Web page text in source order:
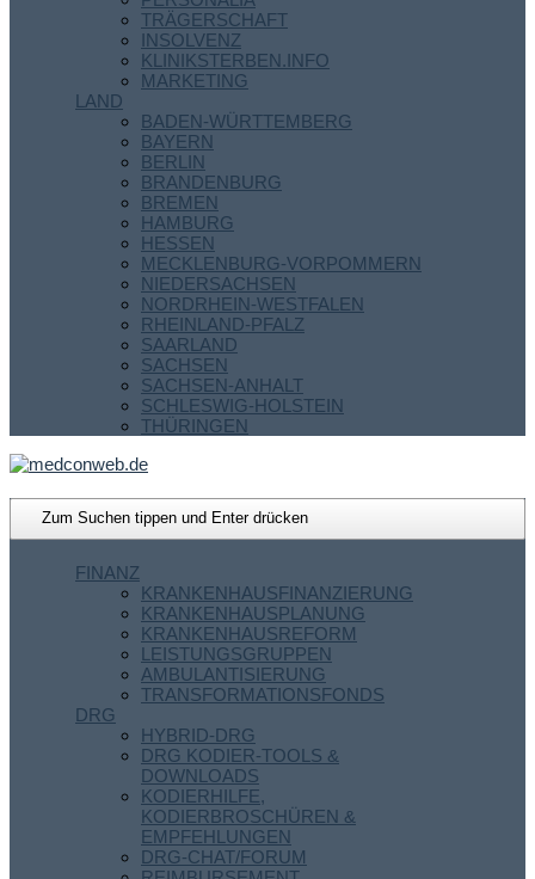
TRÄGERSCHAFT
INSOLVENZ
KLINIKSTERBEN.INFO
MARKETING
LAND
BADEN-WÜRTTEMBERG
BAYERN
BERLIN
BRANDENBURG
BREMEN
HAMBURG
HESSEN
MECKLENBURG-VORPOMMERN
NIEDERSACHSEN
NORDRHEIN-WESTFALEN
RHEINLAND-PFALZ
SAARLAND
SACHSEN
SACHSEN-ANHALT
SCHLESWIG-HOLSTEIN
THÜRINGEN
FINANZ
KRANKENHAUSFINANZIERUNG
KRANKENHAUSPLANUNG
KRANKENHAUSREFORM
LEISTUNGSGRUPPEN
AMBULANTISIERUNG
TRANSFORMATIONSFONDS
DRG
HYBRID-DRG
DRG KODIER-TOOLS &
DOWNLOADS
KODIERHILFE,
KODIERBROSCHÜREN &
EMPFEHLUNGEN
DRG-CHAT/FORUM